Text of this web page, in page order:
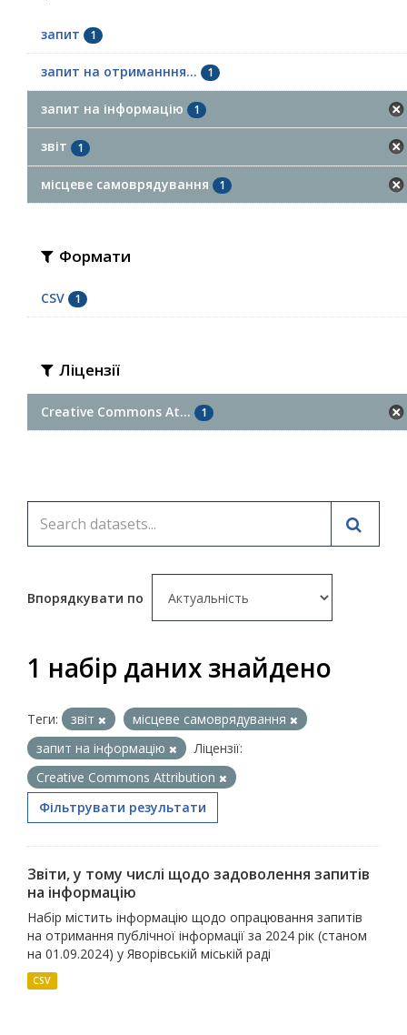
запит 1
запит на отриманння... 1
запит на інформацію 1
звіт 1
місцеве самоврядування 1
Формати
CSV 1
Ліцензії
Creative Commons At... 1
Впорядкувати по
1 набір даних знайдено
Теги: звіт
місцеве самоврядування
запит на інформацію
Ліцензії:
Creative Commons Attribution
Фільтрувати результати
Звіти, у тому числі щодо задоволення запитів
на інформацію
Набір містить інформацію щодо опрацювання запитів
на отримання публічної інформації за 2024 рік (станом
на 01.09.2024) у Яворівській міській раді
CSV